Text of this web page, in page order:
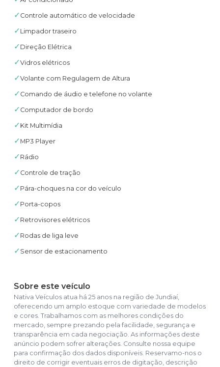
✓ Controle automático de velocidade
✓ Limpador traseiro
✓ Direção Elétrica
✓Vidros elétricos
✓Volante com Regulagem de Altura
✓ Comando de áudio e telefone no volante
✓ Computador de bordo
✓ Kit Multimídia
✓ MP3 Player
✓ Rádio
✓ Controle de tração
✓ Pára-choques na cor do veículo
✓ Porta-copos
✓ Retrovisores elétricos
✓ Rodas de liga leve
✓ Sensor de estacionamento
Sobre este veículo
Nativa Veículos atua há 25 anos na região de Jundiaí,
oferecendo um amplo estoque com variedade de modelos
e cores. Trabalhamos com as melhores condições do
mercado, sempre prezando pela facilidade, segurança e
transparência em cada negociação. As informações deste
anúncio podem sofrer alterações. Consulte nossa equipe
para confirmação dos dados disponíveis. Reservamo-nos o
direito de corrigir eventuais erros de digitação, descrição